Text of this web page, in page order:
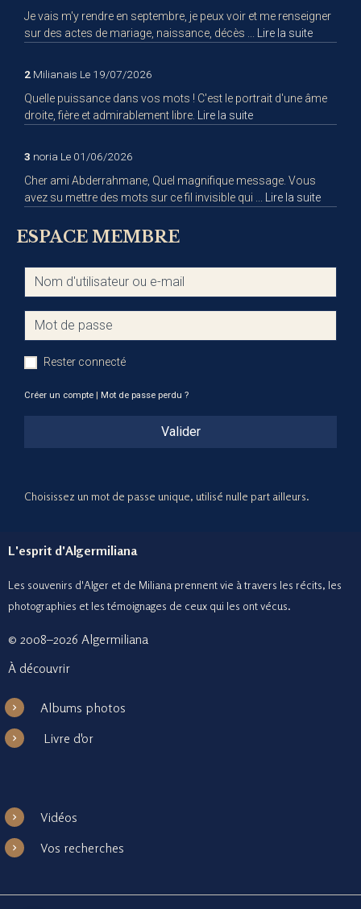
Je vais m'y rendre en septembre, je peux voir et me renseigner
sur des actes de mariage, naissance, décès ... Lire la suite
2 Milianais Le 19/07/2026
Quelle puissance dans vos mots ! C'est le portrait d'une âme
droite, fière et admirablement libre. Lire la suite
3 noria Le 01/06/2026
Cher ami Abderrahmane, Quel magnifique message. Vous
avez su mettre des mots sur ce fil invisible qui ... Lire la suite
ESPACE MEMBRE
Rester connecté
Créer un compte Mot de passe perdu ?
Valider
Choisissez un mot de passe unique, utilisé nulle part ailleurs.
L'esprit d'Algermiliana
Les souvenirs d'Alger et de Miliana prennent vie à travers les récits, les
photographies et les témoignages de ceux qui les ont vécus.
© 2008–2026 Algermiliana
À découvrir
Albums photos
Livre d'or
Vidéos
Vos recherches